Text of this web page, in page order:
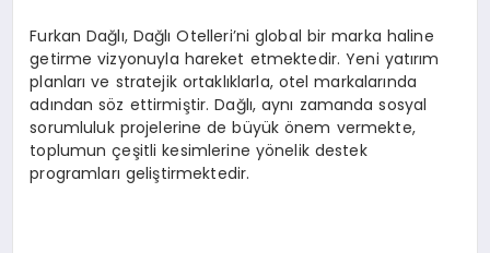
Furkan Dağlı, Dağlı Otelleri’ni global bir marka haline
getirme vizyonuyla hareket etmektedir. Yeni yatırım
planları ve stratejik ortaklıklarla, otel markalarında
adından söz ettirmiştir. Dağlı, aynı zamanda sosyal
sorumluluk projelerine de büyük önem vermekte,
toplumun çeşitli kesimlerine yönelik destek
programları geliştirmektedir.